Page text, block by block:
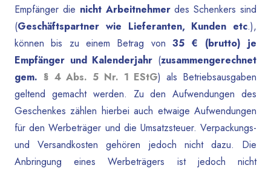
Empfänger die nicht Arbeitnehmerdes Schenkers sind
(Geschäftspartner wie Lieferanten, Kunden etc.),
können bis zu einem Betrag von 35 € (brutto) je
Empfänger und Kalenderjahr (zusammengerechnet
gem. § 4 Abs. 5 Nr. 1 EStG) als Betriebsausgaben
geltend gemacht werden. Zu den Aufwendungen des
Geschenkes zählen hierbei auch etwaige Aufwendungen
für den Werbeträger und die Umsatzsteuer. Verpackungs-
und Versandkosten gehören jedoch nicht dazu. Die
Anbringung eines Werbeträgers ist jedoch nicht